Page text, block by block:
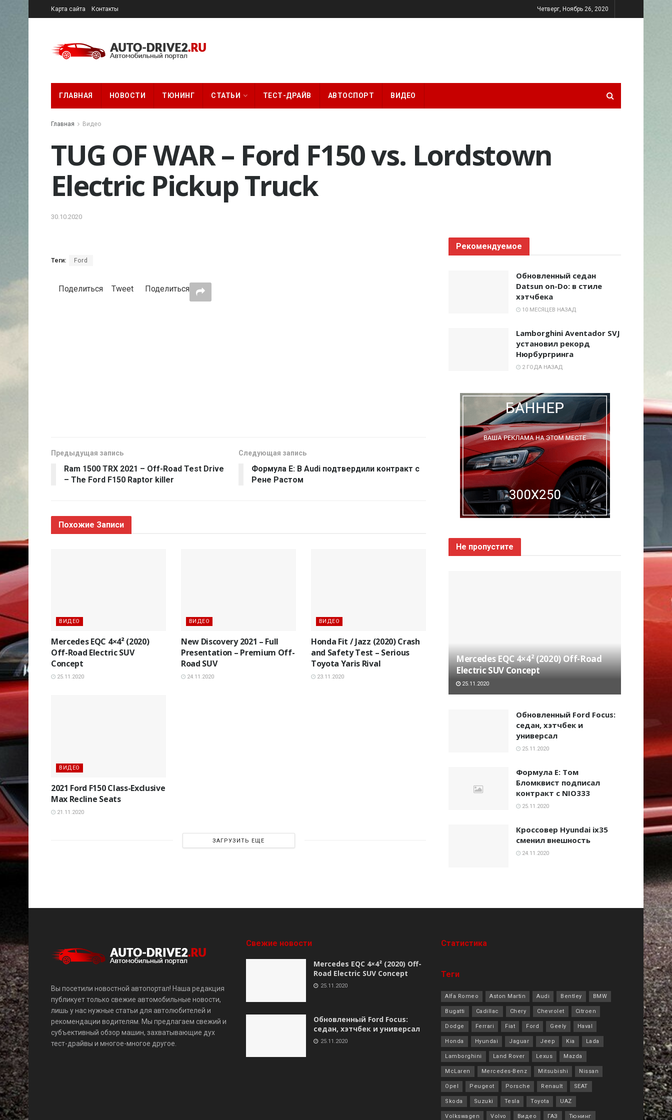
Карта сайта Контакты Четверг, Ноябрь 26, 2020
ГЛАВНАЯ НОВОСТИ ТЮНИНГ СТАТЬИ ТЕСТ-ДРАЙВ АВТОСПОРТ ВИДЕО
Главная Видео
TUG OF WAR – Ford F150 vs. Lordstown
Electric Pickup Truck
30.10.2020
Теги: Ford
Поделиться Tweet Поделиться
Предыдущая запись
Ram 1500 TRX 2021 – Off-Road Test Drive
– The Ford F150 Raptor killer
Следующая запись
Формула E: В Audi подтвердили контракт с
Рене Растом
Похожие Записи
ВИДЕО
Mercedes EQC 4×4² (2020)
Off-Road Electric SUV
Concept
25.11.2020
ВИДЕО
New Discovery 2021 – Full
Presentation – Premium Off-
Road SUV
24.11.2020
ВИДЕО
Honda Fit / Jazz (2020) Crash
and Safety Test – Serious
Toyota Yaris Rival
23.11.2020
ВИДЕО
2021 Ford F150 Class-Exclusive
Max Recline Seats
21.11.2020
ЗАГРУЗИТЬ ЕЩЕ
Рекомендуемое
Обновленный седан
Datsun on-Do: в стиле
хэтчбека
10 МЕСЯЦЕВ НАЗАД
Lamborghini Aventador SVJ
установил рекорд
Нюрбургринга
2 ГОДА НАЗАД
Не пропустите
Mercedes EQC 4×4² (2020) Off-Road
Electric SUV Concept
25.11.2020
Обновленный Ford Focus:
седан, хэтчбек и
универсал
25.11.2020
Формула Е: Том
Бломквист подписал
контракт с NIO333
25.11.2020
Кроссовер Hyundai ix35
сменил внешность
24.11.2020
Вы посетили новостной автопортал! Наша редакция
публикует только свежие автомобильные новости,
лишь у нас нужные статьи для автолюбителей и
рекомендации водителям. Мы предлагаем свежий и
субъективный обзор машин, захватывающие дух
тест-драйвы и многое-многое другое.
Свежие новости
Mercedes EQC 4×4² (2020) Off-
Road Electric SUV Concept
25.11.2020
Обновленный Ford Focus:
седан, хэтчбек и универсал
25.11.2020
Cтатистика
Теги
Alfa Romeo Aston Martin Audi Bentley BMW
Bugatti Cadillac Chery Chevrolet Citroen
Dodge Ferrari Fiat Ford Geely Haval
Honda Hyundai Jaguar Jeep Kia Lada
Lamborghini Land Rover Lexus Mazda
McLaren Mercedes-Benz Mitsubishi Nissan
Opel Peugeot Porsche Renault SEAT
Skoda Suzuki Tesla Toyota UAZ
Volkswagen Volvo Видео ГАЗ Тюнинг